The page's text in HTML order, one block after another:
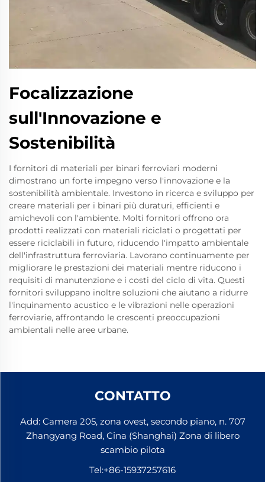
Focalizzazione
sull'Innovazione e
Sostenibilità
I fornitori di materiali per binari ferroviari moderni
dimostrano un forte impegno verso l'innovazione e la
sostenibilità ambientale. Investono in ricerca e sviluppo per
creare materiali per i binari più duraturi, efficienti e
amichevoli con l'ambiente. Molti fornitori offrono ora
prodotti realizzati con materiali riciclati o progettati per
essere riciclabili in futuro, riducendo l'impatto ambientale
dell'infrastruttura ferroviaria. Lavorano continuamente per
migliorare le prestazioni dei materiali mentre riducono i
requisiti di manutenzione e i costi del ciclo di vita. Questi
fornitori sviluppano inoltre soluzioni che aiutano a ridurre
l'inquinamento acustico e le vibrazioni nelle operazioni
ferroviarie, affrontando le crescenti preoccupazioni
ambientali nelle aree urbane.
CONTATTO
Add: Camera 205, zona ovest, secondo piano, n. 707
Zhangyang Road, Cina (Shanghai) Zona di libero
scambio pilota
Tel:+86-15937257616